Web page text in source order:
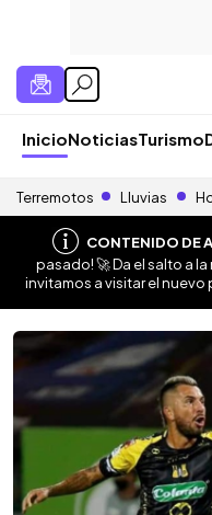
InicioNoticiasTurismo
Terremotos Lluvias
CONTENIDO DE
pasado! 🚀 Da el salto a
invitamos a visitar el